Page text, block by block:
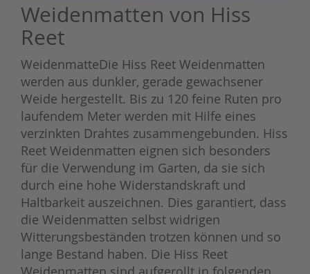
Weidenmatten von Hiss
Reet
WeidenmatteDie Hiss Reet Weidenmatten
werden aus dunkler, gerade gewachsener
Weide hergestellt. Bis zu 120 feine Ruten pro
laufendem Meter werden mit Hilfe eines
verzinkten Drahtes zusammengebunden. Hiss
Reet Weidenmatten eignen sich besonders
für die Verwendung im Garten, da sie sich
durch eine hohe Widerstandskraft und
Haltbarkeit auszeichnen. Dies garantiert, dass
die Weidenmatten selbst widrigen
Witterungsbeständen trotzen können und so
lange Bestand haben. Die Hiss Reet